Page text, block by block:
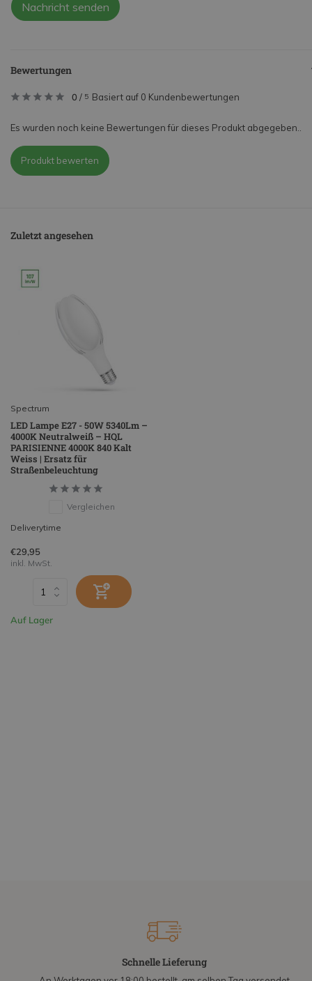
Nachricht senden
Bewertungen
0 / 5 Basiert auf 0 Kundenbewertungen
Es wurden noch keine Bewertungen für dieses Produkt abgegeben..
Produkt bewerten
Zuletzt angesehen
Spectrum
LED Lampe E27 - 50W 5340Lm –
4000K Neutralweiß – HQL
PARISIENNE 4000K 840 Kalt
Weiss | Ersatz für
Straßenbeleuchtung
Vergleichen
Deliverytime
€29,95
inkl. MwSt.
Auf Lager
Schnelle Lieferung